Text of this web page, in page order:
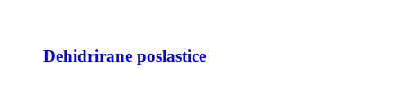
Dehidrirane poslastice